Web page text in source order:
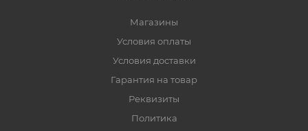
Магазины
Условия оплаты
Условия доставки
Гарантия на товар
Реквизиты
Политика